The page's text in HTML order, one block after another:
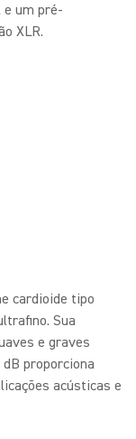
e um pré-
XLR.
cardioide tipo
Sua
e graves
proporciona
acústicas e